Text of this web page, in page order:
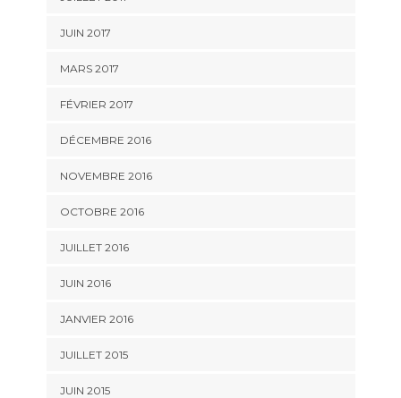
JUIN 2017
MARS 2017
FÉVRIER 2017
DÉCEMBRE 2016
NOVEMBRE 2016
OCTOBRE 2016
JUILLET 2016
JUIN 2016
JANVIER 2016
JUILLET 2015
JUIN 2015